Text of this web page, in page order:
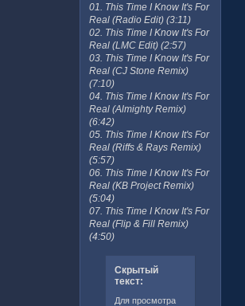
01. This Time I Know It's For
Real (Radio Edit) (3:11)
02. This Time I Know It's For
Real (LMC Edit) (2:57)
03. This Time I Know It's For
Real (CJ Stone Remix)
(7:10)
04. This Time I Know It's For
Real (Almighty Remix)
(6:42)
05. This Time I Know It's For
Real (Riffs & Rays Remix)
(5:57)
06. This Time I Know It's For
Real (KB Project Remix)
(5:04)
07. This Time I Know It's For
Real (Flip & Fill Remix)
(4:50)
Скрытый
текст:
Для просмотра